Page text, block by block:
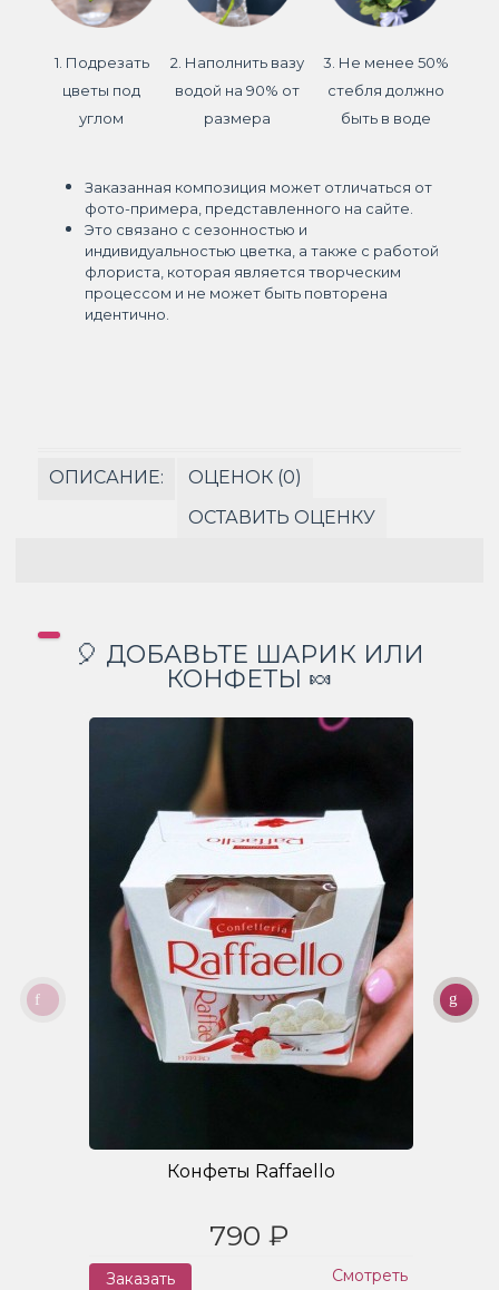
1. Подрезать
цветы под
углом
2. Наполнить вазу
водой на 90% от
размера
3. Не менее 50%
стебля должно
быть в воде
Заказанная композиция может отличаться от
фото-примера, представленного на сайте.
Это связано с сезонностью и
индивидуальностью цветка, а также с работой
флориста, которая является творческим
процессом и не может быть повторена
идентично.
ОПИСАНИЕ:
ОЦЕНОК (0)
ОСТАВИТЬ ОЦЕНКУ
🎈 ДОБАВЬТЕ ШАРИК ИЛИ
КОНФЕТЫ 🍬
Конфеты Raffaello
790 ₽
Заказать Смотреть